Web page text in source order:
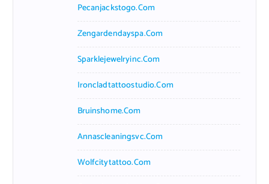
Pecanjackstogo.com
Zengardendayspa.com
Sparklejewelryinc.com
Ironcladtattoostudio.com
Bruinshome.com
Annascleaningsvc.com
Wolfcitytattoo.com